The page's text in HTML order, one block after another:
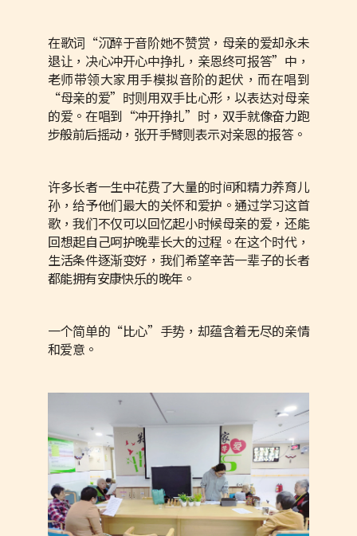
在歌词“沉醉于音阶她不赞赏，母亲的爱却永未
退让，决心冲开心中挣扎，亲恩终可报答”中，
老师带领大家用手模拟音阶的起伏，而在唱到
“母亲的爱”时则用双手比心形，以表达对母亲
的爱。在唱到“冲开挣扎”时，双手就像奋力跑
步般前后摇动，张开手臂则表示对亲恩的报答。
许多长者一生中花费了大量的时间和精力养育儿
孙，给予他们最大的关怀和爱护。通过学习这首
歌，我们不仅可以回忆起小时候母亲的爱，还能
回想起自己呵护晚辈长大的过程。在这个时代，
生活条件逐渐变好，我们希望辛苦一辈子的长者
都能拥有安康快乐的晚年。
一个简单的“比心”手势，却蕴含着无尽的亲情
和爱意。